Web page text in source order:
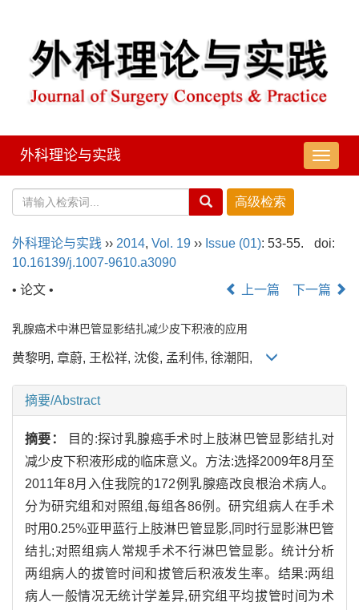
导
航
外科理论与实践
外科理论与实践 ›› 2014, Vol. 19 ›› Issue (01): 53-55.
doi:
10.16139/j.1007-9610.a3090
• 论文 •
上一篇 下一篇
乳腺癌术中淋巴管显影结扎减少皮下积液的应用
黄黎明, 章蔚, 王松祥, 沈俊, 孟利伟, 徐潮阳,
摘要/Abstract
摘要：
目的:探讨乳腺癌手术时上肢淋巴管显影结扎对
减少皮下积液形成的临床意义。方法:选择2009年8月至
2011年8月入住我院的172例乳腺癌改良根治术病人。
分为研究组和对照组,每组各86例。研究组病人在手术
时用0.25%亚甲蓝行上肢淋巴管显影,同时行显影淋巴管
结扎;对照组病人常规手术不行淋巴管显影。统计分析
两组病人的拔管时间和拔管后积液发生率。结果:两组
病人一般情况无统计学差异,研究组平均拔管时间为术